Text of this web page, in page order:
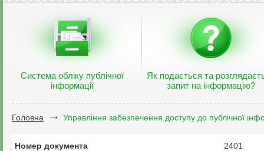
Система обліку публічної
інформації
Як подається та
запит на інформацію?
Головна Управління забезпечення доступу до публічної
Номер документа 2401